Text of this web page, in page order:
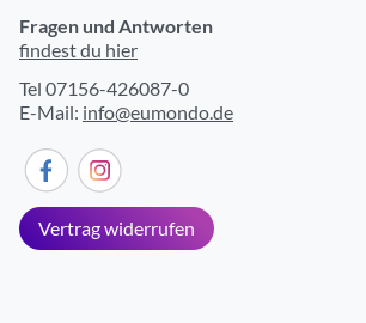
Fragen und Antworten
findest du hier
Tel 07156-426087-0
E-Mail: info@eumondo.de
Vertrag widerrufen